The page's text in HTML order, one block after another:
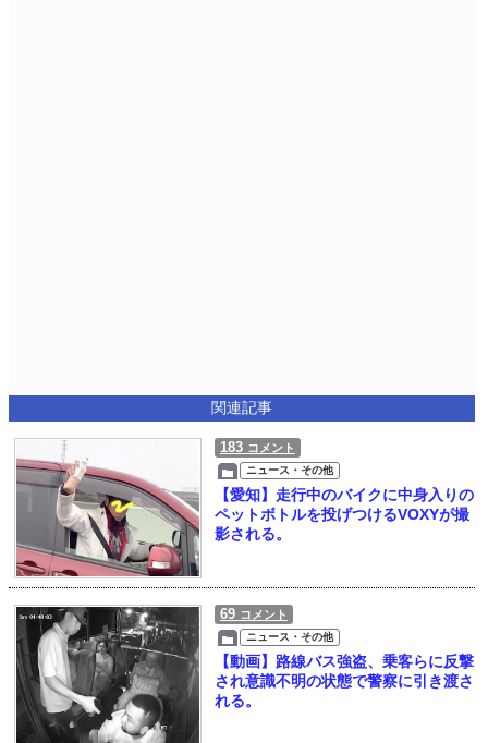
関連記事
183 コメント
ニュース・その他
【愛知】走行中のバイクに中身入りの
ペットボトルを投げつけるVOXYが撮
影される。
69 コメント
ニュース・その他
【動画】路線バス強盗、乗客らに反撃
され意識不明の状態で警察に引き渡さ
れる。